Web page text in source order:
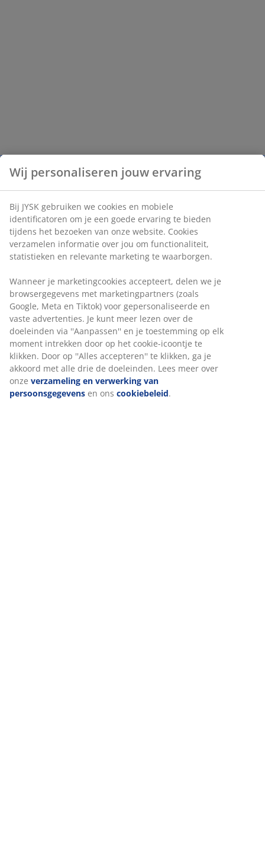
Wij personaliseren jouw ervaring
Bij JYSK gebruiken we cookies en mobiele
identificatoren om je een goede ervaring te bieden
tijdens het bezoeken van onze website. Cookies
verzamelen informatie over jou om functionaliteit,
statistieken en relevante marketing te waarborgen.
Wanneer je marketingcookies accepteert, delen we je
browsergegevens met marketingpartners (zoals
Google, Meta en Tiktok) voor gepersonaliseerde en
vaste advertenties. Je kunt meer lezen over de
doeleinden via ''Aanpassen'' en je toestemming op elk
moment intrekken door op het cookie-icoontje te
klikken. Door op ''Alles accepteren'' te klikken, ga je
akkoord met alle drie de doeleinden. Lees meer over
onze verzameling en verwerking van
persoonsgegevens en ons cookiebeleid.